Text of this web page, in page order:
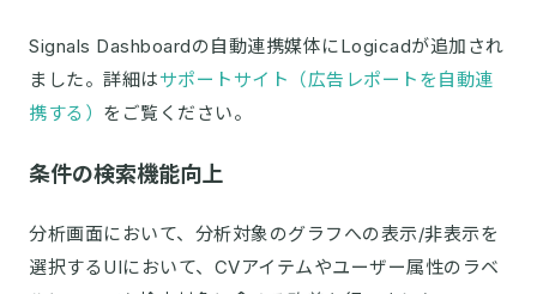
Signals Dashboardの自動連携媒体にLogicadが追加され
ました。詳細はサポートサイト（広告レポートを自動連
携する） をご覧ください。
条件の検索機能向上
分析画面において、分析対象のグラフへの表示/非表示を
選択するUIにおいて、CVアイテムやユーザー属性のラベ